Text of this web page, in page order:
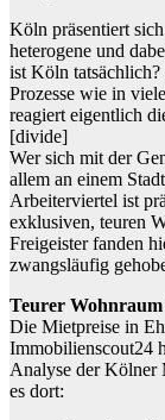
Köln präsentiert
heterogene und
ist Köln
Prozesse wie in
reagiert eigentlich
[divide]
Wer sich mit der
allem an einem
Arbeiterviertel ist
exklusiven, teuren
Freigeister fanden
zwangsläufig
Teurer
Die Mietpreise in
Immobilienscout24
Analyse der Kölner
es dort: